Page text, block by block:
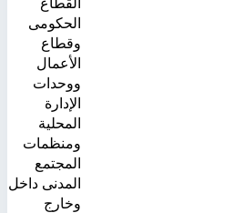
الحكومى
وقطاع
الأعمال
ووحدات
الإدارة
المحلية
ومنظمات
المجتمع
المدنى داخل
وخارج